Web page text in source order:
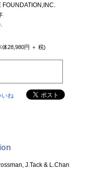
FOUNDATION,INC.
体28,980円 ＋ 税)
いね
J.Tack & L.Chan